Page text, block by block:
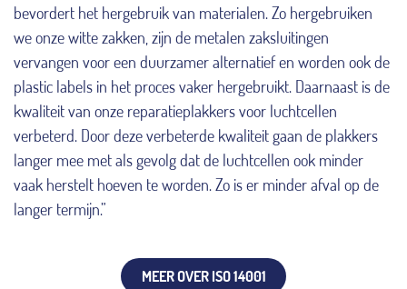
bevordert het hergebruik van materialen. Zo hergebruiken
we onze witte zakken, zijn de metalen zaksluitingen
vervangen voor een duurzamer alternatief en worden ook de
plastic labels in het proces vaker hergebruikt. Daarnaast is de
kwaliteit van onze reparatieplakkers voor luchtcellen
verbeterd. Door deze verbeterde kwaliteit gaan de plakkers
langer mee met als gevolg dat de luchtcellen ook minder
vaak herstelt hoeven te worden. Zo is er minder afval op de
langer termijn.”
MEER OVER ISO 14001